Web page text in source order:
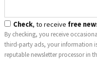
Check, to receive free
By checking, you receive
third-party ads, your information
reputable newsletter processor in